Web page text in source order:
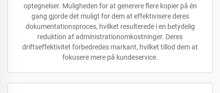
optegnelser. Muligheden for at generere flere kopier på én
gang gjorde det muligt for dem at effektivisere deres
dokumentationsproces, hvilket resulterede i en betydelig
reduktion af administrationomkostninger. Deres
driftseffektivitet forbedredes markant, hvilket tillod dem at
fokusere mere på kundeservice.